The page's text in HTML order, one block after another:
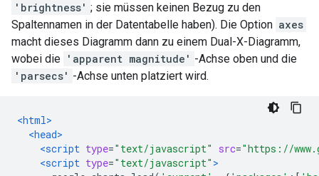
'brightness' ; sie müssen keinen Bezug zu den
Spaltennamen in der Datentabelle haben). Die Option axes
macht dieses Diagramm dann zu einem Dual-X-Diagramm,
wobei die 'apparent magnitude' -Achse oben und die
'parsecs' -Achse unten platziert wird.
<html>
<head>
<script type="text/javascript" src="https://
<script type="text/javascript" >